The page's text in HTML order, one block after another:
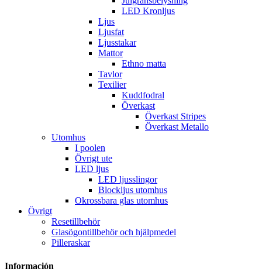
LED Kronljus
Ljus
Ljusfat
Ljusstakar
Mattor
Ethno matta
Tavlor
Texilier
Kuddfodral
Överkast
Överkast Stripes
Överkast Metallo
Utomhus
I poolen
Övrigt ute
LED ljus
LED ljusslingor
Blockljus utomhus
Okrossbara glas utomhus
Övrigt
Resetillbehör
Glasögontillbehör och hjälpmedel
Pilleraskar
Información